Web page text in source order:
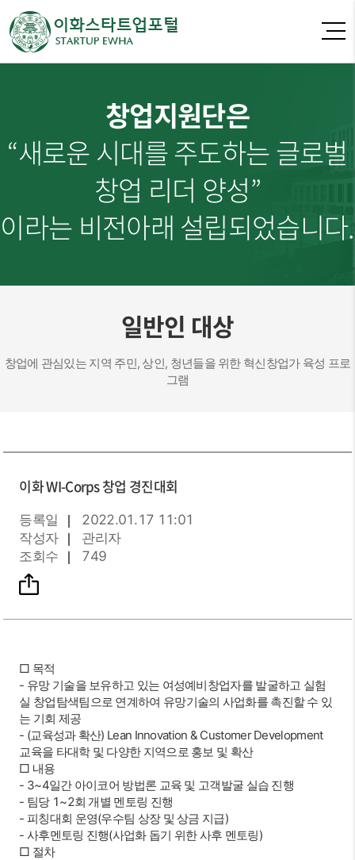
창업지원단은
“새로운 시대를 주도하는 글로벌
창업 리더 양성”
이라는 비전아래 설립되었습니다.
일반인 대상
창업에 관심있는 지역 주민, 상인, 청년들을 위한 혁신창업가 육성 프로
그램
이화 WI-Corps 창업 경진대회
등록일
2022.01.17 11:01
작성자
관리자
조회수
749
□ 목적
- 유망 기술을 보유하고 있는 여성예비창업자를 발굴하고 실험
실 창업탐색팀으로 연계하여 유망기술의 사업화를 촉진할 수 있
는 기회 제공
- (교육성과 확산) Lean Innovation & Customer Development
교육을 타대학 및 다양한 지역으로 홍보 및 확산
□ 내용
- 3~4일간 아이코어 방법론 교육 및 고객발굴 실습 진행
- 팀당 1~2회 개별 멘토링 진행
- 피칭대회 운영(우수팀 상장 및 상금 지급)
- 사후멘토링 진행(사업화 돕기 위한 사후 멘토링)
□ 절차